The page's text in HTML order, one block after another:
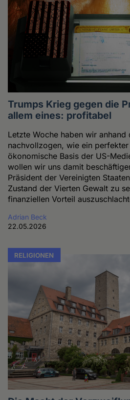
Trumps Krieg gegen die
allem eines: profitabel
Letzte Woche haben wir anhand
nachvollzogen, wie ein
ökonomische Basis der US-
wollen wir uns damit
Präsident der Vereinigten
Zustand der Vierten Gewalt zu
finanziellen Vorteil
Adrian Beck
22.05.2026
RELIGIONEN